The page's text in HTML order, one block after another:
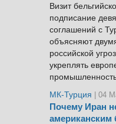
Визит
подписание
соглашений с
объясняют
российской
укреплять
МК-Турция
| 04
Почему Иран
американским